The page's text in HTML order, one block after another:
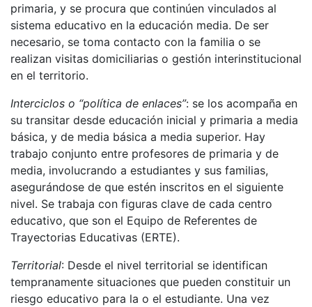
primaria, y se procura que continúen vinculados al
sistema educativo en la educación media. De ser
necesario, se toma contacto con la familia o se
realizan visitas domiciliarias o gestión interinstitucional
en el territorio.
Interciclos o “política de enlaces”: se los acompaña en
su transitar desde educación inicial y primaria a media
básica, y de media básica a media superior. Hay
trabajo conjunto entre profesores de primaria y de
media, involucrando a estudiantes y sus familias,
asegurándose de que estén inscritos en el siguiente
nivel. Se trabaja con figuras clave de cada centro
educativo, que son el Equipo de Referentes de
Trayectorias Educativas (ERTE).
Territorial: Desde el nivel territorial se identifican
tempranamente situaciones que pueden constituir un
riesgo educativo para la o el estudiante. Una vez